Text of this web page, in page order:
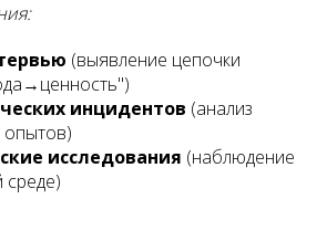
(выявление цепочки
инцидентов (анализ
опытов)
исследования (наблюдение
среде)